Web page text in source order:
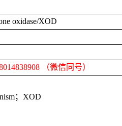
oxidase/XOD
（微信同号）
； XOD